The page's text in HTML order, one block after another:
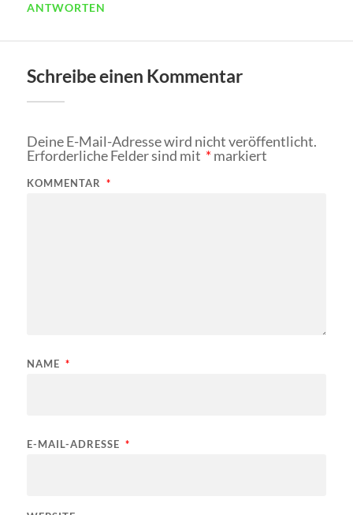
ANTWORTEN
Schreibe einen Kommentar
Deine E-Mail-Adresse wird nicht veröffentlicht.
Erforderliche Felder sind mit *markiert
KOMMENTAR *
NAME *
E-MAIL-ADRESSE *